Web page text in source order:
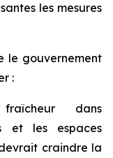
les mesures
le gouvernement
:
dans
et les espaces
craindre la